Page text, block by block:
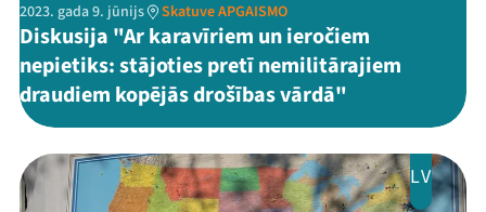
2023. gada 9. jūnijs Skatuve APGAISMO
Diskusija "Ar karavīriem un ieročiem
nepietiks: stājoties pretī nemilitārajiem
draudiem kopējās drošības vārdā"
LV